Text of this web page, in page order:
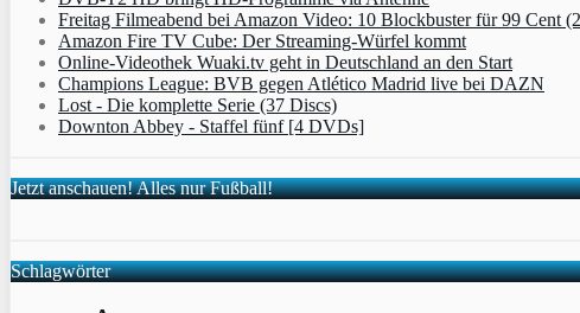
Freitag Filmeabend bei Amazon Video: 10 Blockbuster für 99 Cent
Amazon Fire TV Cube: Der Streaming-Würfel kommt
Online-Videothek Wuaki.tv geht in Deutschland an den Start
Champions League: BVB gegen Atlético Madrid live bei DAZN
Lost - Die komplette Serie (37 Discs)
Downton Abbey - Staffel fünf [4 DVDs]
Jetzt anschauen! Alles nur Fußball!
Schlagwörter